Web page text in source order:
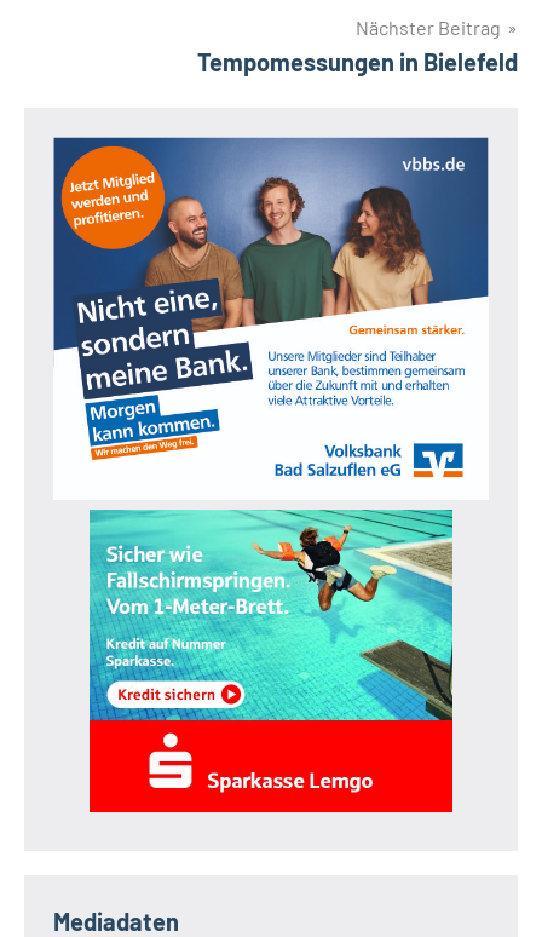
Nächster Beitrag
Tempomessungen in Bielefeld
Mediadaten